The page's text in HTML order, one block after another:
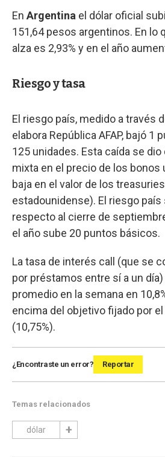
En Argentina el dólar oficial
151,64 pesos argentinos. En lo
alza es 2,93% y en el año
Riesgo y tasa
El riesgo país, medido a través
elabora República AFAP, bajó 1
125 unidades. Esta caída se
mixta en el precio de los bonos
baja en el valor de los
estadounidense). El riesgo
respecto al cierre de
el año sube 20 puntos básicos.
La tasa de interés call (que se
por préstamos entre sí a un
promedio en la semana en
encima del objetivo fijado por el
(10,75%).
¿Encontraste un error? Reportar
Temas relacionados
dólar